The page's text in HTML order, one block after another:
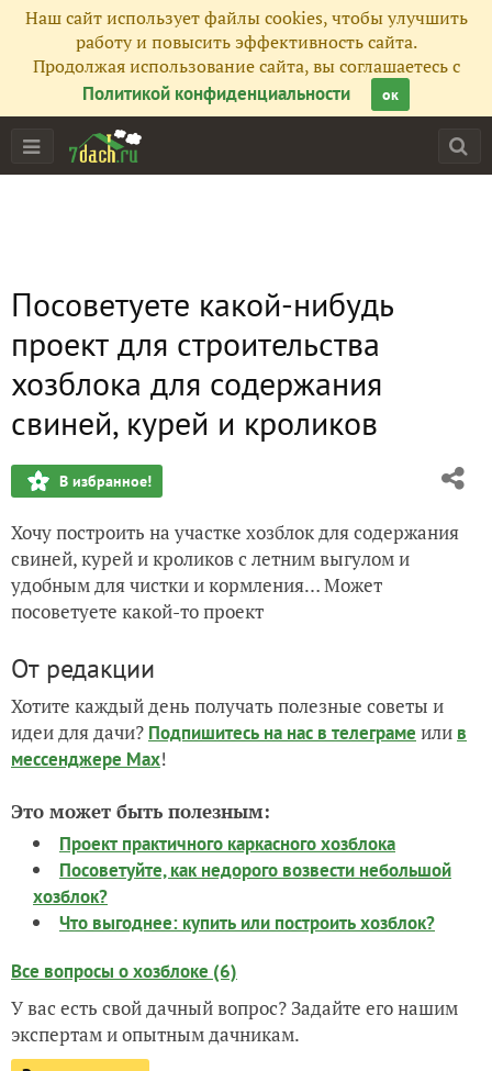
Наш сайт использует файлы cookies, чтобы улучшить
работу и повысить эффективность сайта.
Продолжая использование сайта, вы соглашаетесь с
Политикой конфиденциальности
ок
Посоветуете какой-нибудь
проект для строительства
хозблока для содержания
свиней, курей и кроликов
В избранное!
Хочу построить на участке хозблок для содержания
свиней, курей и кроликов с летним выгулом и
удобным для чистки и кормления… Может
посоветуете какой-то проект
От редакции
Хотите каждый день получать полезные советы и
идеи для дачи? Подпишитесь на нас в телеграме или в
мессенджере Max!
Это может быть полезным:
Проект практичного каркасного хозблока
Посоветуйте, как недорого возвести небольшой
хозблок?
Что выгоднее: купить или построить хозблок?
Все вопросы о хозблоке (6)
У вас есть свой дачный вопрос? Задайте его нашим
экспертам и опытным дачникам.